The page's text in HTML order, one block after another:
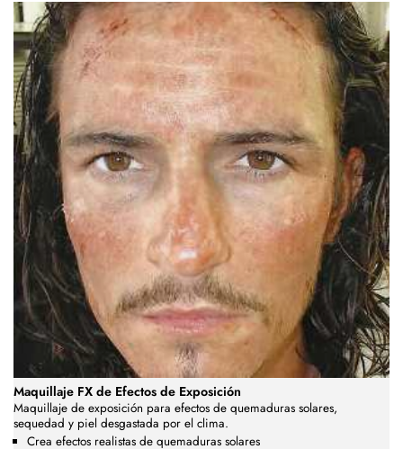
Maquillaje FX de Efectos de Exposición
Maquillaje de exposición para efectos de quemaduras solares,
sequedad y piel desgastada por el clima.
Crea efectos realistas de quemaduras solares